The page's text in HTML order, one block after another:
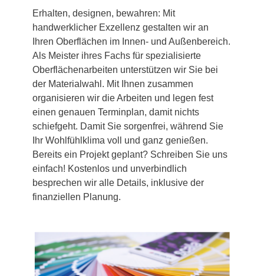
Erhalten, designen, bewahren: Mit
handwerklicher Exzellenz gestalten wir an
Ihren Oberflächen im Innen- und Außenbereich.
Als Meister ihres Fachs für spezialisierte
Oberflächenarbeiten unterstützen wir Sie bei
der Materialwahl. Mit Ihnen zusammen
organisieren wir die Arbeiten und legen fest
einen genauen Terminplan, damit nichts
schiefgeht. Damit Sie sorgenfrei, während Sie
Ihr Wohlfühlklima voll und ganz genießen.
Bereits ein Projekt geplant? Schreiben Sie uns
einfach! Kostenlos und unverbindlich
besprechen wir alle Details, inklusive der
finanziellen Planung.